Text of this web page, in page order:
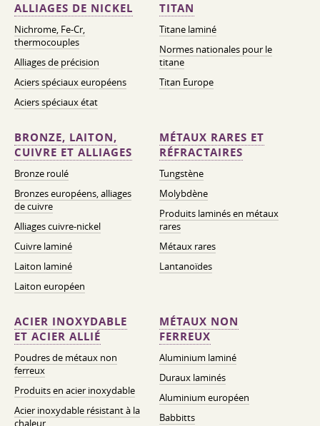
ALLIAGES DE NICKEL
Nichrome, Fe-Cr,
thermocouples
Alliages de précision
Aciers spéciaux européens
Aciers spéciaux état
TITAN
Titane laminé
Normes nationales pour le
titane
Titan Europe
BRONZE, LAITON,
CUIVRE ET ALLIAGES
Bronze roulé
Bronzes européens, alliages
de cuivre
Alliages cuivre-nickel
Cuivre laminé
Laiton laminé
Laiton européen
MÉTAUX RARES ET
RÉFRACTAIRES
Tungstène
Molybdène
Produits laminés en métaux
rares
Métaux rares
Lantanoïdes
ACIER INOXYDABLE
ET ACIER ALLIÉ
Poudres de métaux non
ferreux
Produits en acier inoxydable
Acier inoxydable résistant à la
chaleur
MÉTAUX NON
FERREUX
Aluminium laminé
Duraux laminés
Aluminium européen
Babbitts